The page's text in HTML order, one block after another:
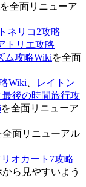
を全面リニューア
ネリコ2攻略
トリエ攻略
ム攻略Wikiを全面
Wiki
レイトン
後の時間旅行攻
を全面リニューア
全面リニューアル
オカート7攻略
ら見やすいよう